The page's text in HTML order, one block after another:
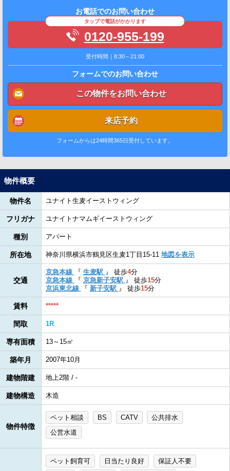
お電話でのお問い合わせ
タップで電話がかかります
0120-955-199
受付時間｜8:30～21:00
フォームでのお問い合わせ
この物件をお問い合わせ
来店予約
フォームからは24時間365日受付しています。
物件概要
物件名 ユナイト生麦イーストウィング
フリガナ ユナイトナマムギイーストウィング
種別 アパート
所在地 神奈川県横浜市鶴見区生麦1丁目15-11 地図を表示
交通
京急本線 『 生麦駅 』 徒歩4分
京急本線
『 京急新子安駅 』 徒歩15分
京浜東北線
『 新子安駅 』 徒歩15分
賃料 *****
間取 1R
専有面積 13～15㎡
築年月 2007年10月
建物階建 地上2階 / -
建物構造 木造
物件特徴
ペット相談 BS CATV
公共排水
公営水道
ペット飼育可 日当たり良好
保証人不要